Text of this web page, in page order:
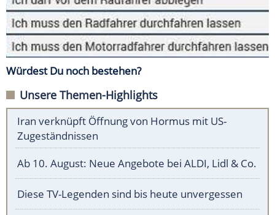
Würdest Du noch bestehen?
Unsere Themen-Highlights
Iran verknüpft Öffnung von Hormus mit US-
Zugeständnissen
Ab 10. August: Neue Angebote bei ALDI, Lidl & Co.
Diese TV-Legenden sind bis heute unvergessen